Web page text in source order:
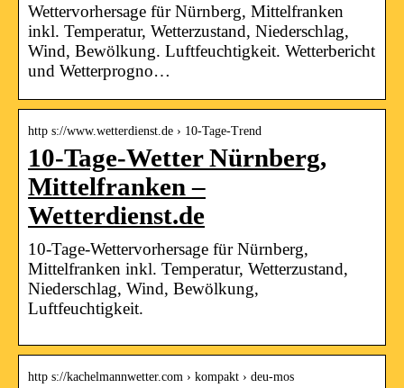
Wettervorhersage für Nürnberg, Mittelfranken
inkl. Temperatur, Wetterzustand, Niederschlag,
Wind, Bewölkung. Luftfeuchtigkeit. Wetterbericht
und Wetterprogno…
http s://www.wetterdienst.de › 10-Tage-Trend
10-Tage-Wetter Nürnberg,
Mittelfranken –
Wetterdienst.de
10-Tage-Wettervorhersage für Nürnberg,
Mittelfranken inkl. Temperatur, Wetterzustand,
Niederschlag, Wind, Bewölkung,
Luftfeuchtigkeit.
http s://kachelmannwetter.com › kompakt › deu-mos